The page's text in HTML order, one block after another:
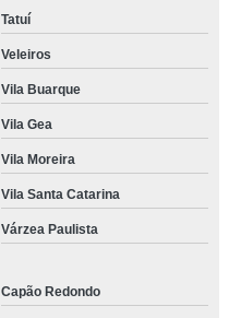
Tatuí
Veleiros
Vila Buarque
Vila Gea
Vila Moreira
Vila Santa Catarina
Várzea Paulista
Capão Redondo